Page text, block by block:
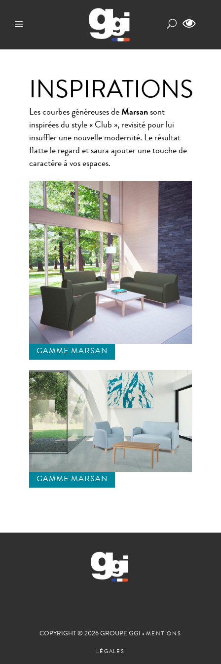
INSPIRATIONS
Les courbes généreuses de Marsan sont
inspirées du style « Club », revisité pour lui
insuffler une nouvelle modernité. Le résultat
flatte le regard et saura ajouter une touche de
caractère à vos espaces.
GAMME MARSAN
GAMME MARSAN
COPYRIGHT © 2026 GROUPE GGI •MENTIONS
LÉGALES